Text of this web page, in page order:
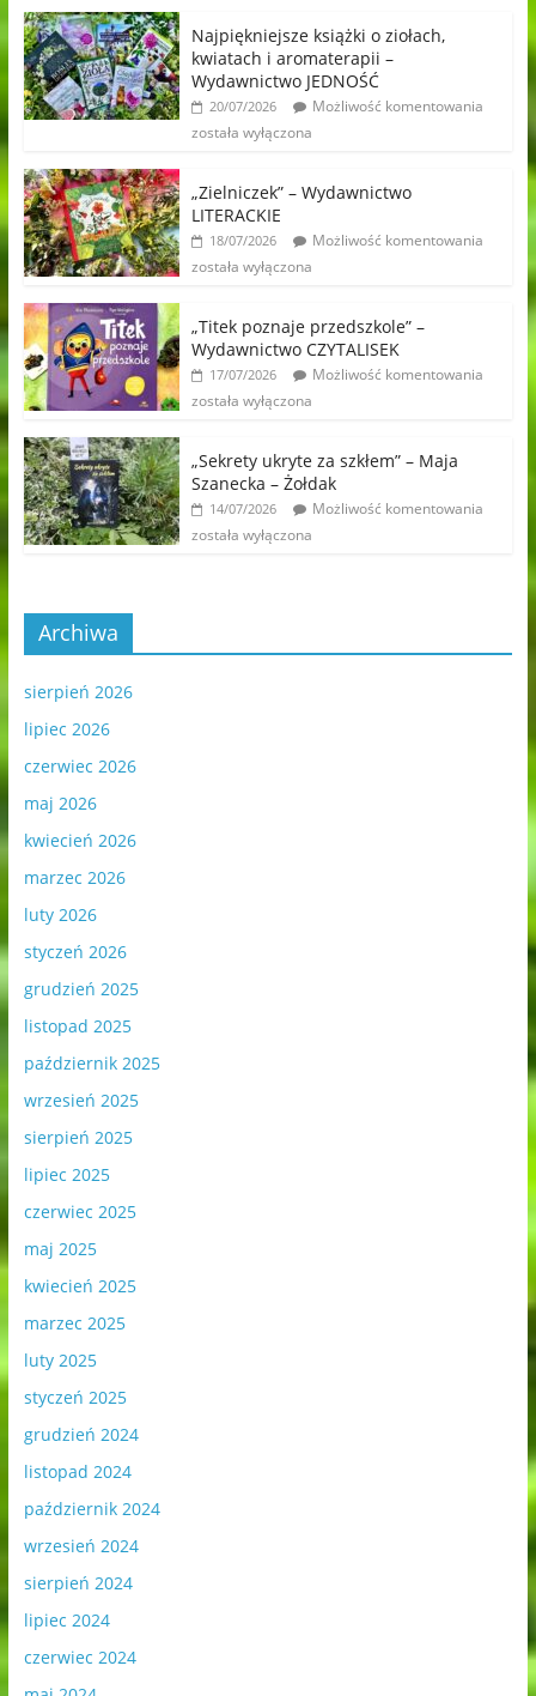
Najpiękniejsze książki o ziołach,
kwiatach i aromaterapii –
Wydawnictwo JEDNOŚĆ
20/07/2026
Możliwość komentowania
została wyłączona
„Zielniczek” – Wydawnictwo
LITERACKIE
18/07/2026
Możliwość komentowania
została wyłączona
„Titek poznaje przedszkole” –
Wydawnictwo CZYTALISEK
17/07/2026
Możliwość komentowania
została wyłączona
„Sekrety ukryte za szkłem” – Maja
Szanecka – Żołdak
14/07/2026
Możliwość komentowania
została wyłączona
Archiwa
sierpień 2026
lipiec 2026
czerwiec 2026
maj 2026
kwiecień 2026
marzec 2026
luty 2026
styczeń 2026
grudzień 2025
listopad 2025
październik 2025
wrzesień 2025
sierpień 2025
lipiec 2025
czerwiec 2025
maj 2025
kwiecień 2025
marzec 2025
luty 2025
styczeń 2025
grudzień 2024
listopad 2024
październik 2024
wrzesień 2024
sierpień 2024
lipiec 2024
czerwiec 2024